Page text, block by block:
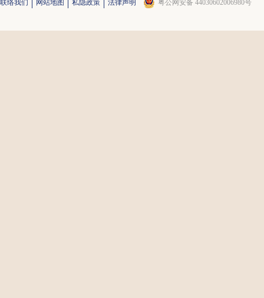
联络我们
网站地图 私隐政策 法律声明 粤公网安备 44030602006980号